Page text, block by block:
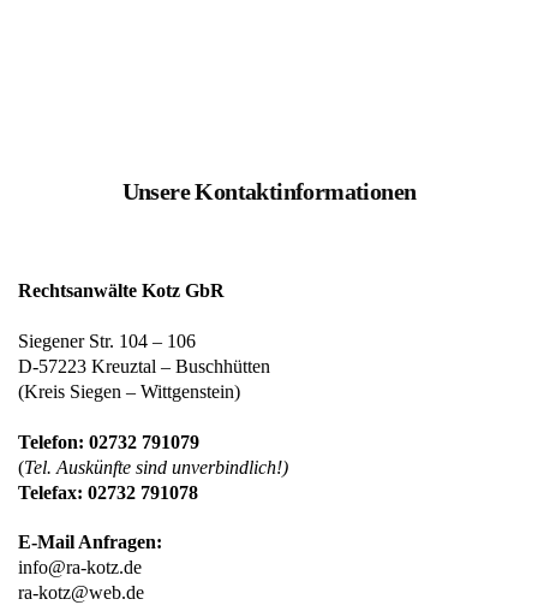
Unsere Kontaktinformationen
Rechtsanwälte Kotz GbR
Siegener Str. 104 – 106
D-57223 Kreuztal – Buschhütten
(Kreis Siegen – Wittgenstein)
Telefon: 02732 791079
(Tel. Auskünfte sind unverbindlich!)
Telefax: 02732 791078
E-Mail Anfragen:
info@ra-kotz.de
ra-kotz@web.de